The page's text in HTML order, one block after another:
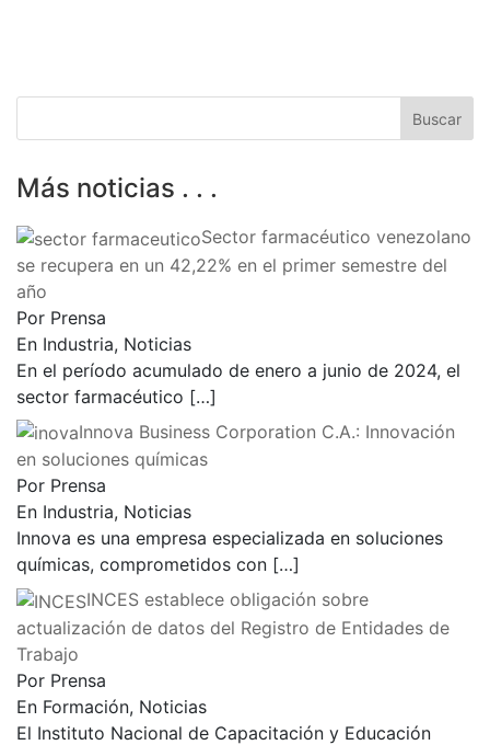
Más noticias . . .
Sector farmacéutico venezolano
se recupera en un 42,22% en el primer semestre del
año
Por Prensa
En Industria, Noticias
En el período acumulado de enero a junio de 2024, el
sector farmacéutico […]
Innova Business Corporation C.A.: Innovación
en soluciones químicas
Por Prensa
En Industria, Noticias
Innova es una empresa especializada en soluciones
químicas, comprometidos con […]
INCES establece obligación sobre
actualización de datos del Registro de Entidades de
Trabajo
Por Prensa
En Formación, Noticias
El Instituto Nacional de Capacitación y Educación